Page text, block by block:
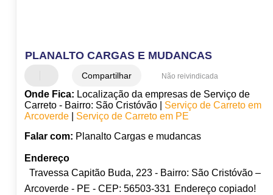
PLANALTO CARGAS E MUDANCAS
Compartilhar Não reivindicada
Onde Fica: Localização da empresas de Serviço de
Carreto - Bairro: São Cristóvão | Serviço de Carreto em
Arcoverde| Serviço de Carreto em PE
Falar com: Planalto Cargas e mudancas
Endereço
Travessa Capitão Buda, 223 - Bairro: São Cristóvão –
Arcoverde - PE - CEP: 56503-331 Endereço copiado!